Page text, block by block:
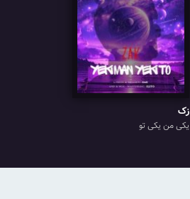
زک
یکی من یکی تو